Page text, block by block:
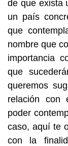
de que exista
un país
que
nombre que
importancia
que
queremos
relación con
poder
caso, aquí te
con la